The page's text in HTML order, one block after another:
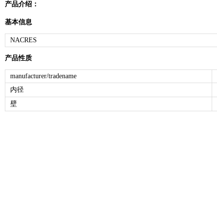
产品介绍：
基本信息
NACRES
产品性质
manufacturer/tradename
内径
壁